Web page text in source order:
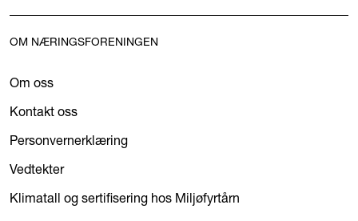
OM NÆRINGSFORENINGEN
Om oss
Kontakt oss
Personvernerklæring
Vedtekter
Klimatall og sertifisering hos Miljøfyrtårn